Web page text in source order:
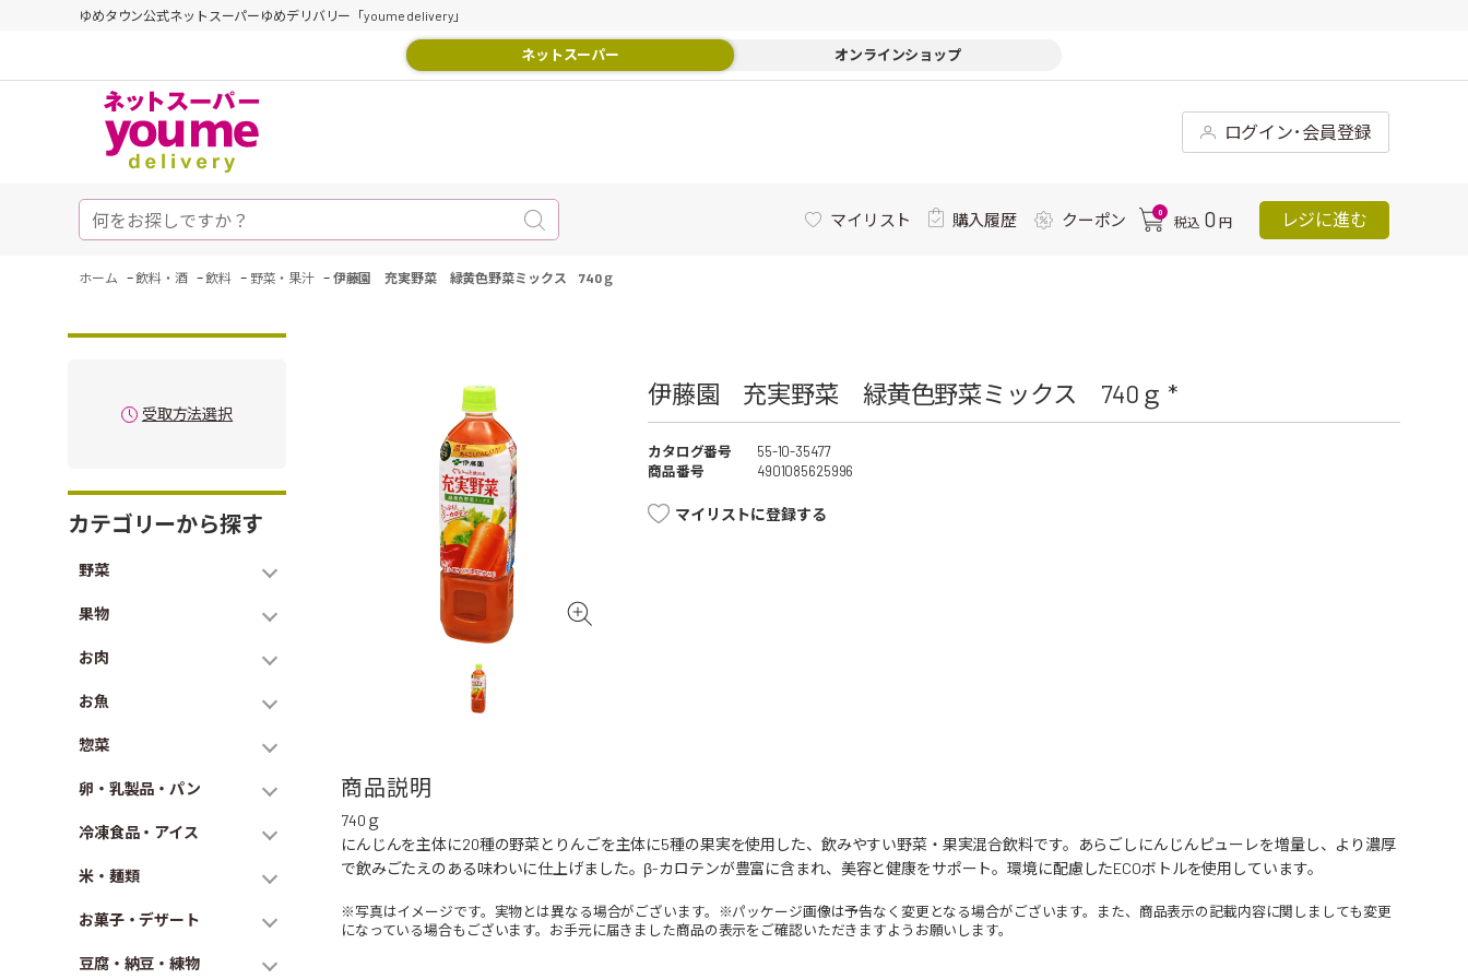
ゆめタウン公式ネットスーパーゆめデリバリー「youme delivery」
ネットスーパー オンラインショップ
ログイン･会員登録
マイリスト 購入履歴 クーポン 0
税込 0 円 レジに進む
ホーム -飲料・酒 -飲料 - 野菜・果汁 - 伊藤園 充実野菜 緑黄色野菜ミックス 740ｇ
受取方法選択
カテゴリーから探す
野菜
果物
お肉
お魚
惣菜
卵・乳製品・パン
冷凍食品・アイス
米・麺類
お菓子・デザート
豆腐・納豆・練物
伊藤園 充実野菜 緑黄色野菜ミックス 740ｇ *
カタログ番号
55-10-35477
商品番号
4901085625996
マイリストに登録する
商品説明
740ｇ
にんじんを主体に20種の野菜とりんごを主体に5種の果実を使用した、飲みやすい野菜・果実混合飲料です。あらごしにんじんピューレを増量し、より濃厚
で飲みごたえのある味わいに仕上げました。β-カロテンが豊富に含まれ、美容と健康をサポート。環境に配慮したECOボトルを使用しています。
※写真はイメージです。実物とは異なる場合がございます。※パッケージ画像は予告なく変更となる場合がございます。また、商品表示の記載内容に関しましても変更
になっている場合もございます。お手元に届きました商品の表示をご確認いただきますようお願いします。